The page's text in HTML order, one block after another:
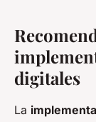
digitales
La